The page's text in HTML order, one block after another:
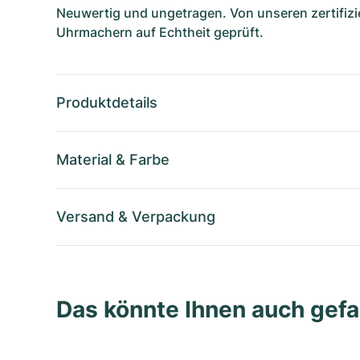
Neuwertig und ungetragen. Von unseren
Uhrmachern auf Echtheit geprüft.
Produktdetails
Material & Farbe
Versand & Verpackung
Das könnte Ihnen auch